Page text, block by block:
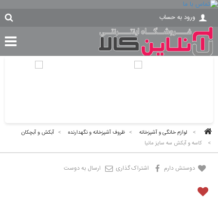
ورود به حساب
> لوازم خانگی و آشپزخانه > ظروف آشپزخانه و نگهدارنده > آبکش و آبچکان
>
کاسه و آبکش سه سایز مانیا
دوستش دارم اشتراک گذاری ارسال به دوست